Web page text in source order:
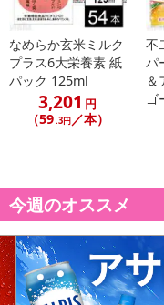
なめらか玄米ミルク
プラス6大栄養素 紙
パック 125ml
3,201 円
（59.3円／本）
不
パ
＆
ゴ
今週のオススメ